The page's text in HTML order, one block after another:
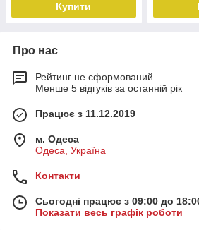
Купити
Про нас
Рейтинг не сформований
Менше 5 відгуків за останній рік
Працює з 11.12.2019
м. Одеса
Одеса, Україна
Контакти
Сьогодні працює з 09:00 до
Показати весь графік роботи